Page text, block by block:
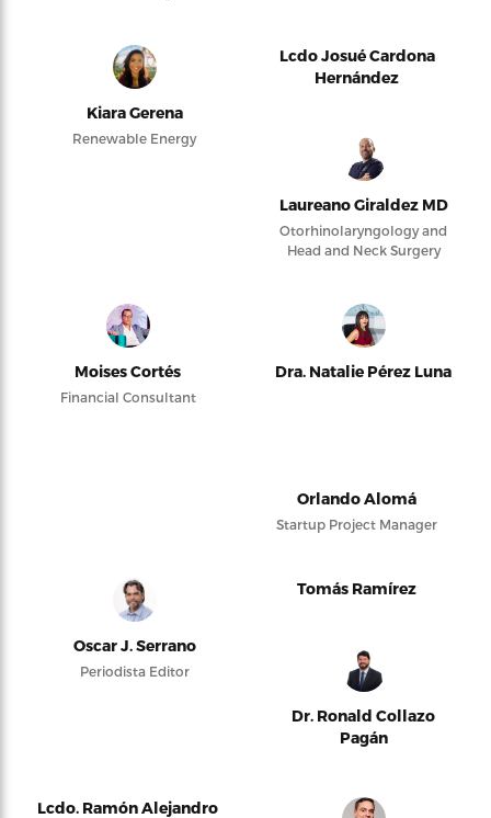
Kiara Gerena
Renewable Energy
Lcdo Josué Cardona
Hernández
Laureano Giraldez MD
Otorhinolaryngology and
Head and Neck Surgery
Moises Cortés
Financial Consultant
Dra. Natalie Pérez Luna
Orlando Alomá
Startup Project Manager
Oscar J. Serrano
Periodista Editor
Tomás Ramírez
Dr. Ronald Collazo
Pagán
Lcdo. Ramón Alejandro